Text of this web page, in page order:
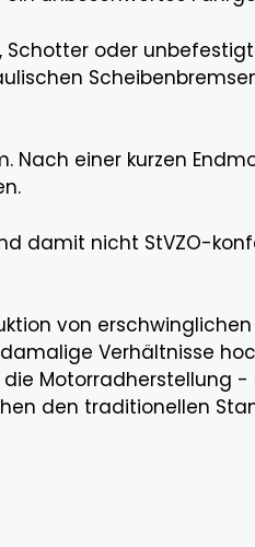
Schotter oder
Nach einer kurzen
damit nicht StVZO-
von
Verhältnisse
Motorradherstellung
den traditionellen